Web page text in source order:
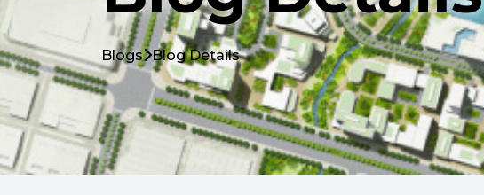
Blogs Blog Details